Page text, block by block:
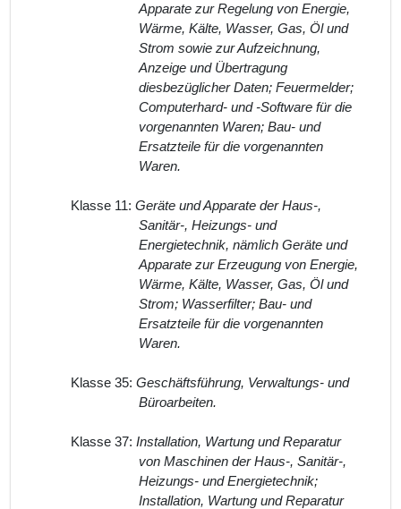
Apparate zur Regelung von Energie,
Wärme, Kälte, Wasser, Gas, Öl und
Strom sowie zur Aufzeichnung,
Anzeige und Übertragung
diesbezüglicher Daten; Feuermelder;
Computerhard- und -Software für die
vorgenannten Waren; Bau- und
Ersatzteile für die vorgenannten
Waren.
Klasse 11:Geräte und Apparate der Haus-,
Sanitär-, Heizungs- und
Energietechnik, nämlich Geräte und
Apparate zur Erzeugung von Energie,
Wärme, Kälte, Wasser, Gas, Öl und
Strom; Wasserfilter; Bau- und
Ersatzteile für die vorgenannten
Waren.
Klasse 35:Geschäftsführung, Verwaltungs- und
Büroarbeiten.
Klasse 37:Installation, Wartung und Reparatur
von Maschinen der Haus-, Sanitär-,
Heizungs- und Energietechnik;
Installation, Wartung und Reparatur